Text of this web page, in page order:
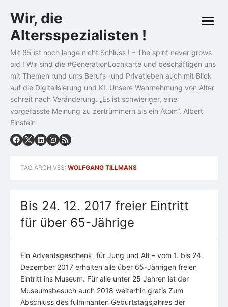
to
content
Wir, die
Altersspezialisten !
Mit 65 ist noch lange nicht Schluss ! – The spirit never grows
old ! Wir sind die #GenerationLochkarte und beschäftigen uns
mit Themen rund ums Berufs- und Privatleben auch mit Blick
auf die Digitalisierung und KI. Unsere Wahrnehmung von Alter
schreit nach Veränderung. „Es ist schwieriger, eine
vorgefasste Meinung zu zertrümmern als ein Atom“. Albert
Einstein
open
TAG ARCHIVES: WOLFGANG TILLMANS
Bis 24. 12. 2017 freier Eintritt
für über 65-Jährige
Ein Adventsgeschenk für Jung und Alt – vom 1. bis 24.
Dezember 2017 erhalten alle über 65-Jährigen freien
Eintritt ins Museum. Für alle unter 25 Jahren ist der
Museumsbesuch auch 2018 weiterhin gratis Zum
Abschluss des fulminanten Geburtstagsjahres der